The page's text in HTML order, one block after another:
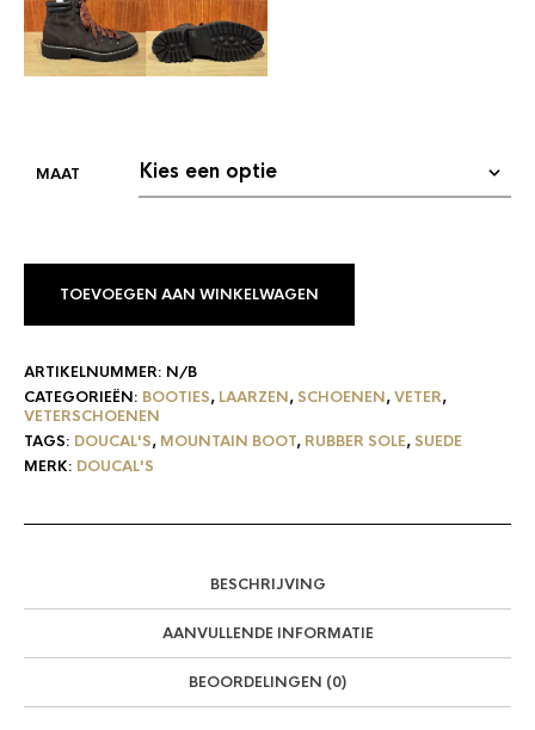
TOEVOEGEN AAN WINKELWAGEN
ARTIKELNUMMER: N/B
CATEGORIEËN: BOOTIES, LAARZEN, SCHOENEN,VETER,
VETERSCHOENEN
TAGS: DOUCAL'S, MOUNTAIN BOOT, RUBBER SOLE, SUEDE
MERK: DOUCAL'S
BESCHRIJVING
AANVULLENDE INFORMATIE
BEOORDELINGEN (0)